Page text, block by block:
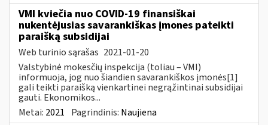
VMI kviečia nuo COVID-19 finansiškai
nukentėjusias savarankiškas įmones pateikti
paraišką subsidijai
Web turinio sąrašas 2021-01-20
Valstybinė mokesčių inspekcija (toliau – VMI)
informuoja, jog nuo šiandien savarankiškos įmonės[1]
gali teikti paraišką vienkartinei negrąžintinai subsidijai
gauti. Ekonomikos...
Metai: 2021 Pagrindinis: Naujiena